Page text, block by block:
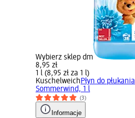
Wybierz sklep dm
8,95 zł
1 l (8,95 zł za 1 l)
KuschelweichPłyn do płukania
Sommerwind, 1 l
(3)
Informacje